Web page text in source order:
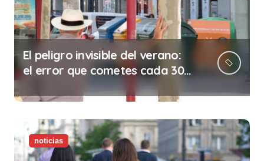
El peligro invisible del verano:
el error que cometes cada 30
minutos en tu trabajo (y la
ilegalidad que te puede costar
la vida)
noticias